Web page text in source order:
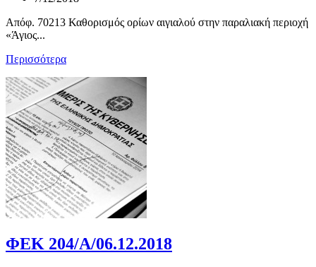
Απόφ. 70213 Καθορισμός ορίων αιγιαλού στην παραλιακή περιοχή
«Άγιος...
Περισσότερα
ΦΕΚ 204/Α/06.12.2018